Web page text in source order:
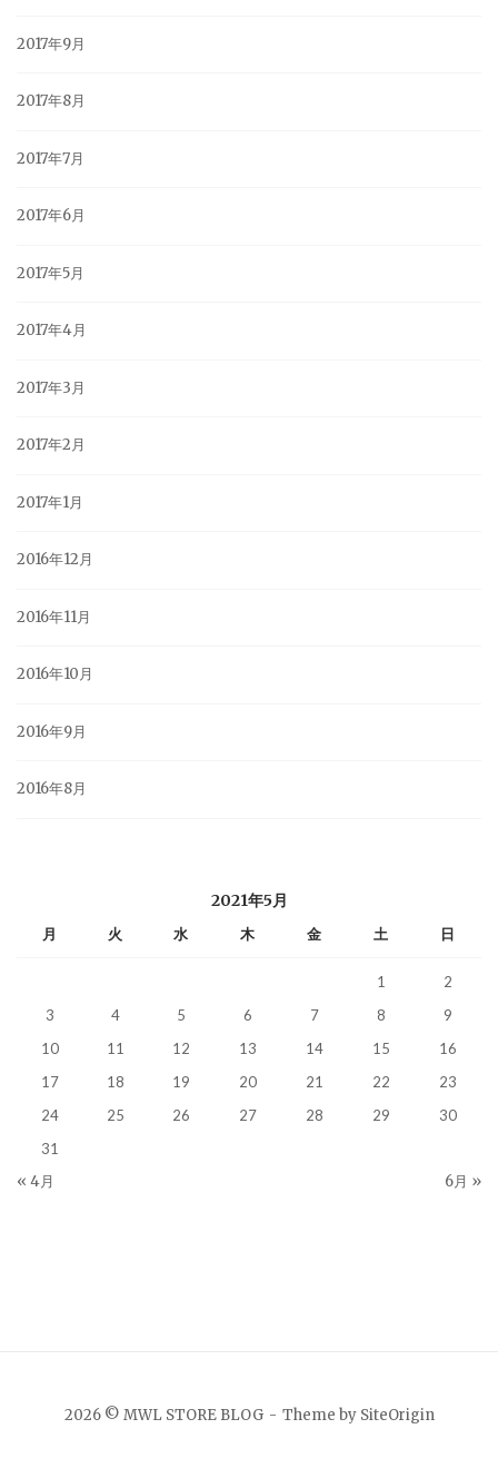
2017年9月
2017年8月
2017年7月
2017年6月
2017年5月
2017年4月
2017年3月
2017年2月
2017年1月
2016年12月
2016年11月
2016年10月
2016年9月
2016年8月
2021年5月
月 火 水 木 金 土 日
1
2
3
4 5 6 7 8
9
10
11 12 13 14 15
16
17
18 19 20 21 22
23
24
25 26 27 28 29
30
31
« 4月 6月 »
2026 © MWL STORE BLOG Theme by SiteOrigin